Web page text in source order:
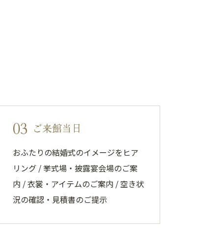
03 ご来館当日
おふたりの結婚式のイメージをヒア
リング / 挙式場・披露宴会場のご案
内 / 衣裳・アイテムのご案内 / 空き状
況の確認・見積書のご提示